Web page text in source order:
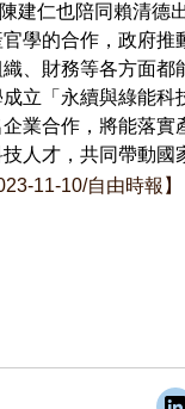
建仁也陪同賴清德
學的合作，政府推
、財務等各方面都
立「永續與綠能科
業合作，將能落實
人才，共同帶動國
11-10/自由時報】